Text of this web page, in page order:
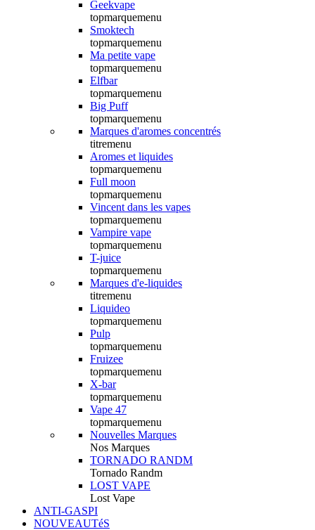
Geekvape
topmarquemenu
Smoktech
topmarquemenu
Ma petite vape
topmarquemenu
Elfbar
topmarquemenu
Big Puff
topmarquemenu
Marques d'aromes concentrés
titremenu
Aromes et liquides
topmarquemenu
Full moon
topmarquemenu
Vincent dans les vapes
topmarquemenu
Vampire vape
topmarquemenu
T-juice
topmarquemenu
Marques d'e-liquides
titremenu
Liquideo
topmarquemenu
Pulp
topmarquemenu
Fruizee
topmarquemenu
X-bar
topmarquemenu
Vape 47
topmarquemenu
Nouvelles Marques
Nos Marques
TORNADO RANDM
Tornado Randm
LOST VAPE
Lost Vape
ANTI-GASPI
NOUVEAUTéS